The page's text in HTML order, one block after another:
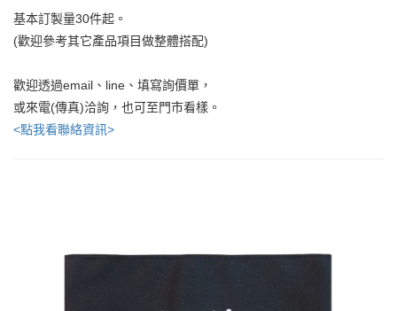
基本訂製量30件起。
(歡迎參考其它產品項目做整體搭配)
歡迎透過email、line、填寫詢價單，
或來電(傳真)洽詢，也可至門市看樣。
<點我看聯絡資訊>